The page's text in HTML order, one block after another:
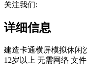
关注我们:
详细信息
建造卡通横屏模拟休闲
12岁以上 无需网络 文